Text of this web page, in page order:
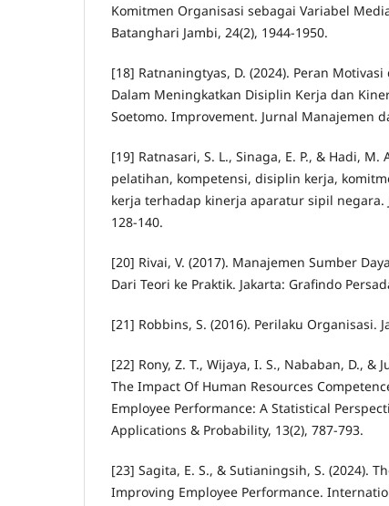
Komitmen Organisasi sebagai Variabel
Batanghari Jambi, 24(2), 1944-1950.
[18] Ratnaningtyas, D. (2024). Peran
Dalam Meningkatkan Disiplin Kerja dan
Soetomo. Improvement. Jurnal Manajemen
[19] Ratnasari, S. L., Sinaga, E. P., & Hadi, M.
pelatihan, kompetensi, disiplin kerja,
kerja terhadap kinerja aparatur sipil negara.
128-140.
[20] Rivai, V. (2017). Manajemen Sumber
Dari Teori ke Praktik. Jakarta: Grafindo
[21] Robbins, S. (2016). Perilaku Organisasi.
[22] Rony, Z. T., Wijaya, I. S., Nababan, D., &
The Impact Of Human Resources
Employee Performance: A Statistical
Applications & Probability, 13(2), 787-793.
[23] Sagita, E. S., & Sutianingsih, S. (2024).
Improving Employee Performance.